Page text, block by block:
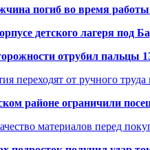
погиб во время
детского лагеря под
отрубил пальцы
переходят от ручного
районе ограничили
материалов перед